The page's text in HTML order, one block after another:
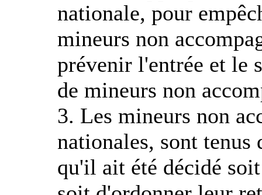
nationale, pour
mineurs non
prévenir l'entrée et le
de mineurs non
3. Les mineurs non
nationales, sont tenus
qu'il ait été décidé